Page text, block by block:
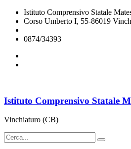
Istituto Comprensivo Statale
Corso Umberto I, 55-86019
0874/34393
Istituto Comprensivo Statale
Vinchiaturo (CB)